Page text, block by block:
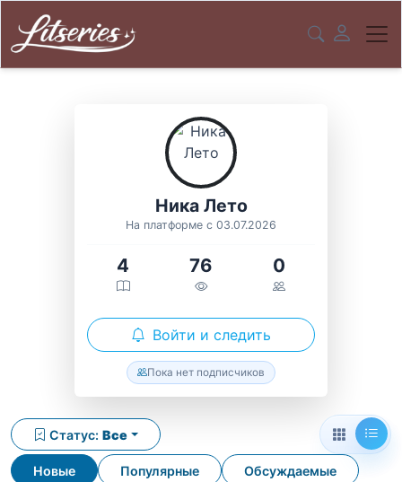
Ника Лето
На платформе с 03.07.2026
4 76 0
Войти и следить
Пока нет подписчиков
Новые Популярные Обсуждаемые
Статус: Все